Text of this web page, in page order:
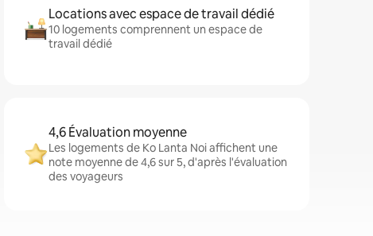
Locations avec espace de travail dédié
10 logements comprennent un espace de
travail dédié
4,6 Évaluation moyenne
Les logements de Ko Lanta Noi affichent une
note moyenne de 4,6 sur 5, d'après l'évaluation
des voyageurs